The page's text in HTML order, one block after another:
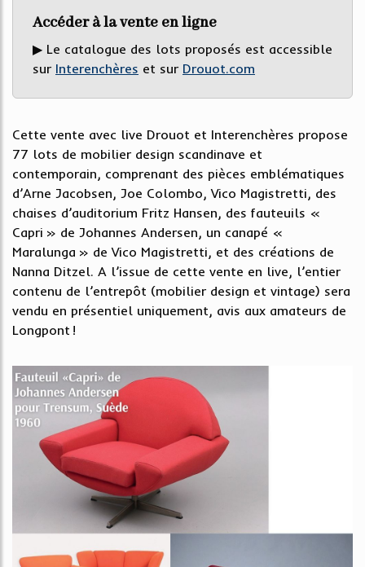
Accéder à la vente en ligne
▶ Le catalogue des lots proposés est accessible
sur Interenchères et sur Drouot.com
Cette vente avec live Drouot et Interenchères propose
77 lots de mobilier design scandinave et
contemporain, comprenant des pièces emblématiques
d’Arne Jacobsen, Joe Colombo, Vico Magistretti, des
chaises d’auditorium Fritz Hansen, des fauteuils «
Capri » de Johannes Andersen, un canapé «
Maralunga » de Vico Magistretti, et des créations de
Nanna Ditzel. A l’issue de cette vente en live, l’entier
contenu de l’entrepôt (mobilier design et vintage) sera
vendu en présentiel uniquement, avis aux amateurs de
Longpont !